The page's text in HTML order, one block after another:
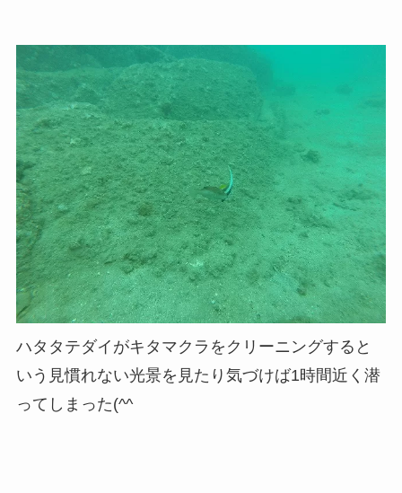
ハタタテダイがキタマクラをクリーニングすると
いう見慣れない光景を見たり気づけば1時間近く潜
ってしまった(^^ゞ